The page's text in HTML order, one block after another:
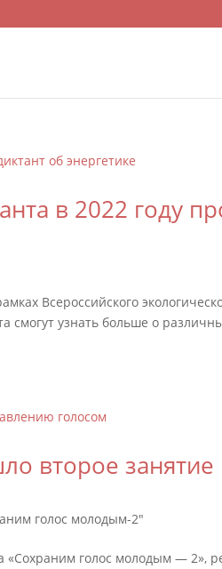
в 2022 году
Всероссийского
смогут узнать больше о
второе занятие
голос молодым-2"
голос молодым — 2»,